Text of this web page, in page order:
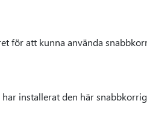
för att kunna använda
installerat den här